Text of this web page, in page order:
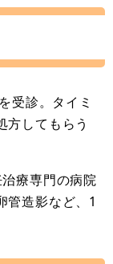
受診。タイミ
方してもらう
療専門の病院
管造影など、1